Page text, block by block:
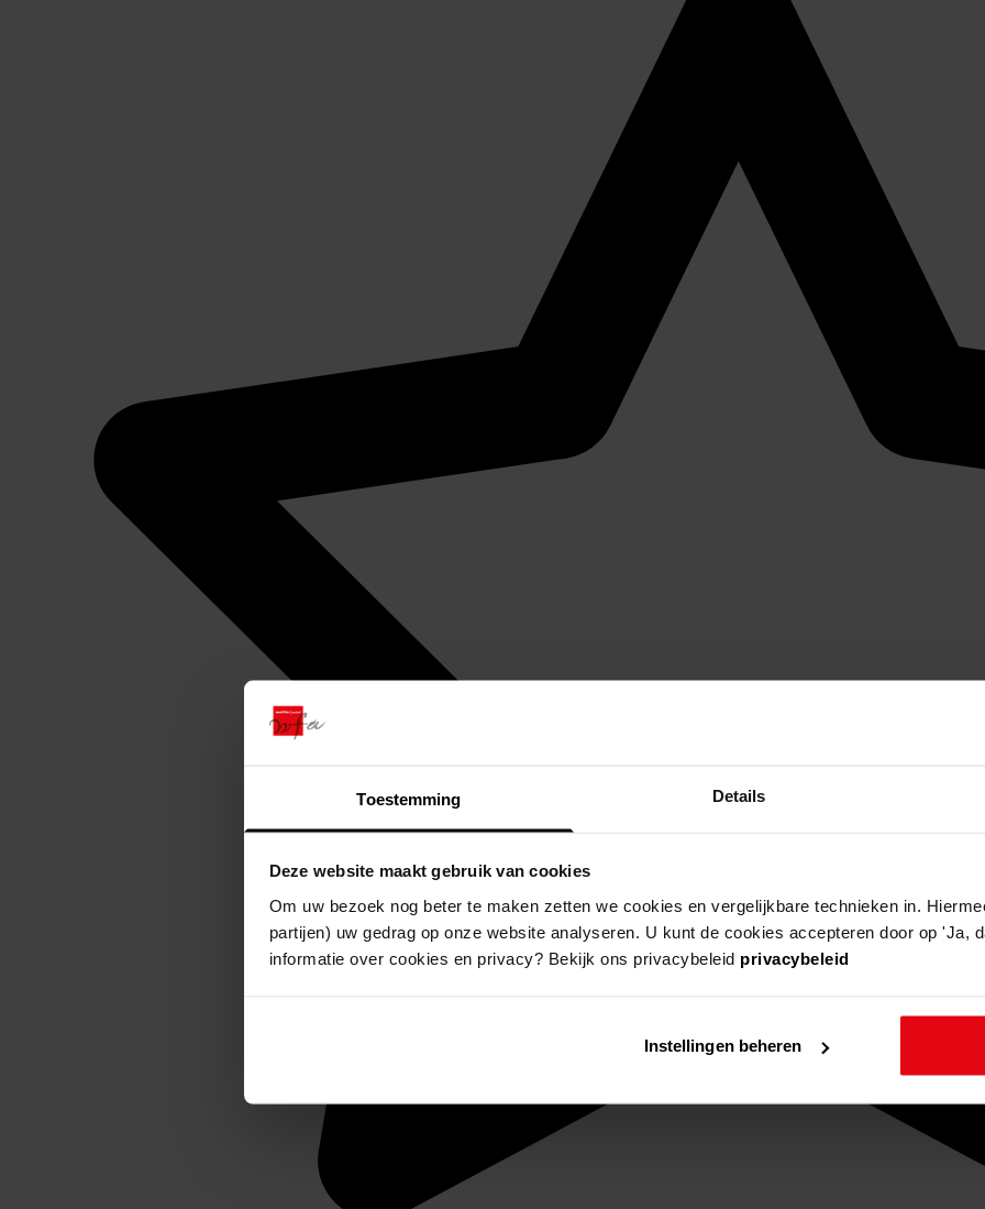
Toestemming Details
Deze website maakt gebruik van cookies
Om uw bezoek nog beter te maken zetten we cookies en vergelijkbare technieken in.
partijen) uw gedrag op onze website analyseren. U kunt de cookies accepteren door op 'Ja,
informatie over cookies en privacy? Bekijk ons privacybeleid privacybeleid
Instellingen beheren